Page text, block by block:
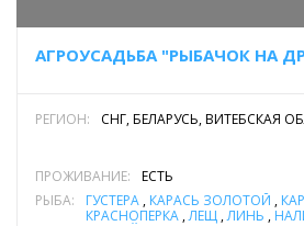
АГРОУСАДЬБА "РЫБАЧОК НА
РЕГИОН: СНГ, БЕЛАРУСЬ, ВИТЕБСКАЯ
ПРОЖИВАНИЕ:
ЕСТЬ
РЫБА:
ГУСТЕРА , КАРАСЬ ЗОЛОТОЙ ,
КРАСНОПЕРКА ,ЛЕЩ ,ЛИНЬ ,